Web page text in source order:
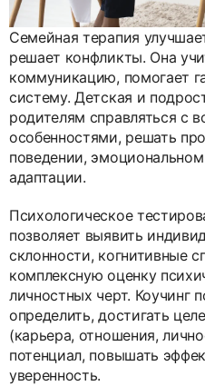
Семейная терапия
решает конфликты. Она
коммуникацию, помогает
систему. Детская и
родителям справляться с
особенностями, решать
поведении,
адаптации.
Психологическое
позволяет выявить
склонности, когнитивные
комплексную оценку
личностных черт. Коучинг
определить, достигать
(карьера, отношения,
потенциал, повышать
уверенность.